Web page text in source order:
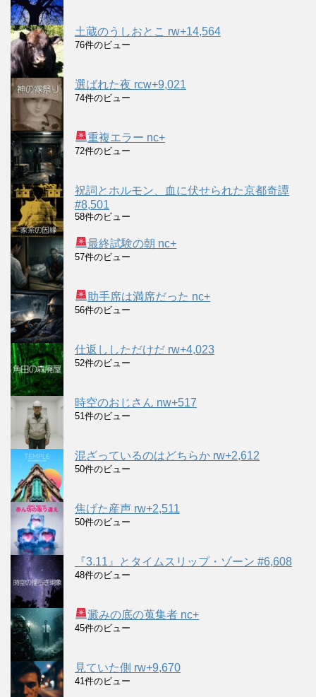
土蔵のうしおとこ rw+14,564
76件のビュー
選ばれた夜 rcw+9,021
74件のビュー
重複エラー nc+
72件のビュー
祝詞とホルモン、血に伏せられた京都奇譚
#8,501
58件のビュー
最終試験の朝 nc+
57件のビュー
助手席は満席だった nc+
56件のビュー
仕返ししただけだ rw+4,023
52件のビュー
時空のおじさん nw+517
51件のビュー
混ざっているのはどちらか rw+2,612
50件のビュー
焦げた産声 rw+2,511
50件のビュー
『3.11』とタイムスリップ・ゾーン #6,608
48件のビュー
澱みの底の蒐集者 nc+
45件のビュー
見ていた側 rw+9,670
41件のビュー